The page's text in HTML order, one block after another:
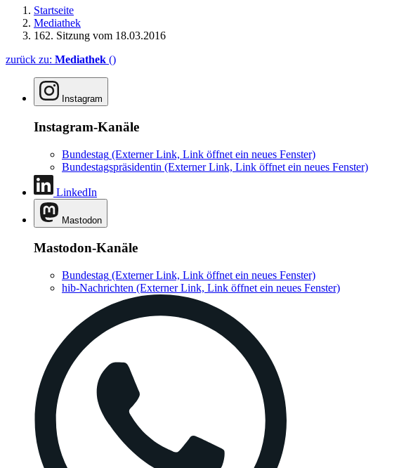
Startseite
Mediathek
162. Sitzung vom 18.03.2016
zurück zu: Mediathek ()
Instagram
Instagram-Kanäle
Bundestag (Externer Link, Link öffnet ein neues Fenster)
Bundestagspräsidentin (Externer Link, Link öffnet ein neues Fenster)
LinkedIn
Mastodon
Mastodon-Kanäle
Bundestag (Externer Link, Link öffnet ein neues Fenster)
hib-Nachrichten (Externer Link, Link öffnet ein neues Fenster)